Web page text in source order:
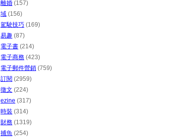
離婚 (157)
域 (156)
駕駛技巧 (169)
易趣 (87)
電子書 (214)
電子商務 (423)
電子郵件營銷 (759)
訂閱 (2959)
徵文 (224)
ezine (317)
時裝 (314)
財務 (1319)
捕魚 (254)